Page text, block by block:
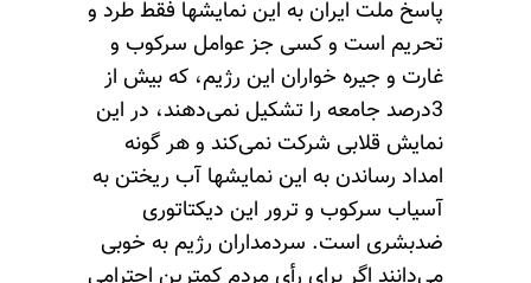
پاسخ ملت ایران به این نمایشها فقط طرد و
تحریم است و کسی جز عوامل سرکوب و
غارت و جیره خواران این رژیم، که بیش از
3درصد جامعه را تشکیل نمی‌دهند، در این
نمایش قلابی شرکت نمی‌کند و هر گونه
امداد رساندن به این نمایشها آب ریختن به
آسیاب سرکوب و ترور این دیکتاتوری
ضدبشری است. سردمداران رژیم به خوبی